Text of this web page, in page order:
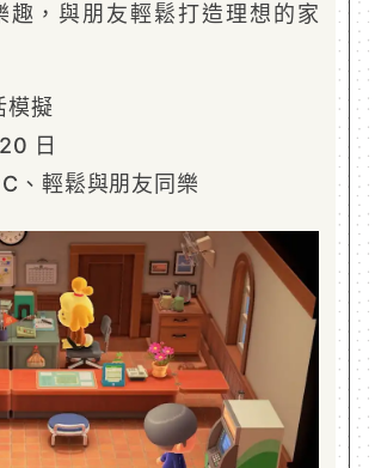
，與朋友輕鬆打造理想的家
模擬
日
、輕鬆與朋友同樂